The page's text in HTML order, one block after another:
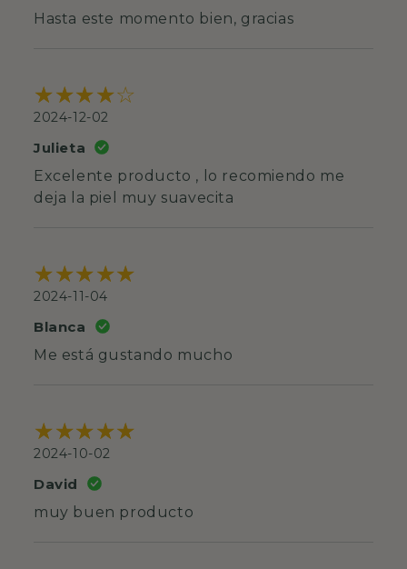
Hasta este momento bien, gracias
2024-12-02
Julieta
Excelente producto , lo recomiendo me
deja la piel muy suavecita
2024-11-04
Blanca
Me está gustando mucho
2024-10-02
David
muy buen producto